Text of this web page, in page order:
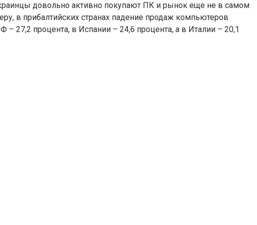
довольно активно покупают ПК и рынок еще не в самом
в прибалтийских странах падение продаж компьютеров
– 27,2 процента, в Испании – 24,6 процента, а в Италии – 20,1